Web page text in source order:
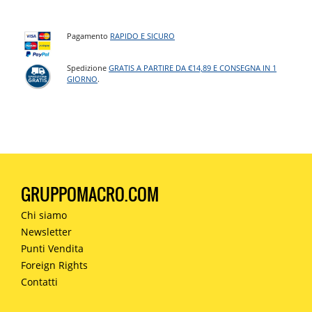
Pagamento RAPIDO E SICURO
SpedizioneGRATIS A PARTIRE DA €14,89 E CONSEGNA IN 1
GIORNO.
GRUPPOMACRO.COM
Chi siamo
Newsletter
Punti Vendita
Foreign Rights
Contatti